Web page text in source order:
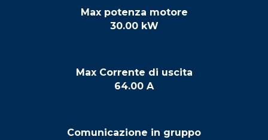
Max potenza motore
30.00 kW
Max Corrente di uscita
64.00 A
Comunicazione in gruppo